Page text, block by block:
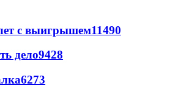
с выигрышем11490
дело9428
6273